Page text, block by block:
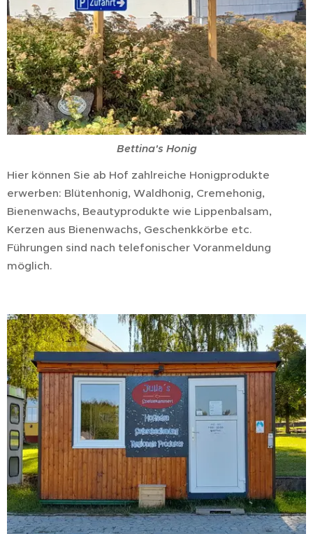
Bettina's Honig
Hier können Sie ab Hof zahlreiche Honigprodukte
erwerben: Blütenhonig, Waldhonig, Cremehonig,
Bienenwachs, Beautyprodukte wie Lippenbalsam,
Kerzen aus Bienenwachs, Geschenkkörbe etc.
Führungen sind nach telefonischer Voranmeldung
möglich.